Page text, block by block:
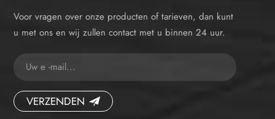
Voor vragen over onze producten of tarieven, dan kunt
u met ons en wij zullen contact met u binnen 24 uur.
VERZENDEN